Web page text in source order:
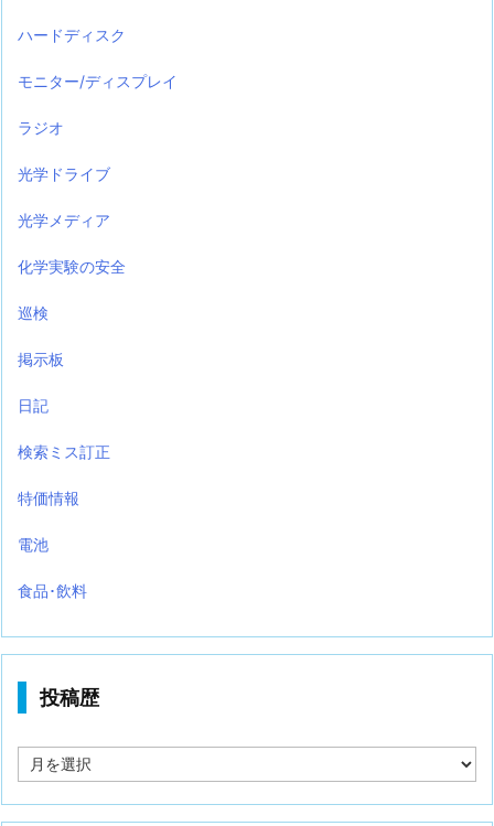
ハードディスク
モニター/ディスプレイ
ラジオ
光学ドライブ
光学メディア
化学実験の安全
巡検
掲示板
日記
検索ミス訂正
特価情報
電池
食品･飲料
投稿歴
稿